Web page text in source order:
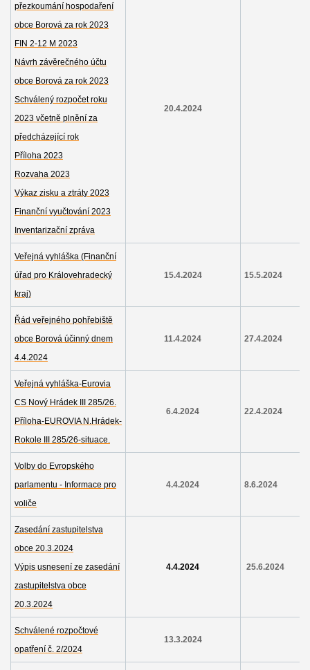
přezkoumání hospodaření
obce Borová za rok 2023
FIN 2-12 M 2023
Návrh závěrečného účtu
obce Borová za rok 2023
Schválený rozpočet roku
2023 včetně plnění za
předcházející rok
Příloha 2023
Rozvaha 2023
Výkaz zisku a ztráty 2023
Finanční vyučtování 2023
Inventarizační zpráva
20.4.2024
Veřejná vyhláška (Finanční
úřad pro Královehradecký
kraj)
15.4.2024 15.5.2024
Řád veřejného pohřebiště
obce Borová účinný dnem
4.4.2024
11.4.2024 27.4.2024
Veřejná vyhláška-Eurovia
CS Nový Hrádek III 285/26.
Příloha-EUROVIA N.Hrádek-
Rokole III 285/26-situace.
6.4.2024 22.4.2024
Volby do Evropského
parlamentu - Informace pro
voliče
4.4.2024 8.6.2024
Zasedání zastupitelstva
obce 20.3.2024
Výpis usnesení ze zasedání
zastupitelstva obce
20.3.2024
4.4.2024 25.6.2024
Schválené rozpočtové
opatření č. 2/2024
13.3.2024